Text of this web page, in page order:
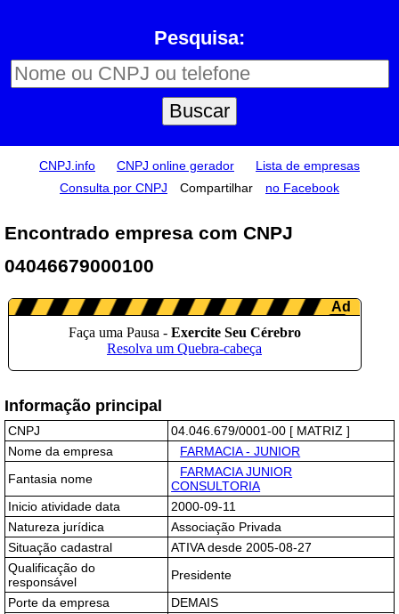
Pesquisa:
CNPJ.info CNPJ online gerador
Lista de empresas
Consulta por CNPJ
Compartilhar no Facebook
Encontrado empresa com CNPJ
04046679000100
Informação principal
CNPJ
04.046.679/0001-00 [ MATRIZ ]
Nome da empresa
FARMACIA - JUNIOR
Fantasia nome
FARMACIA JUNIOR
CONSULTORIA
Inicio atividade data
2000-09-11
Natureza jurídica
Associação Privada
Situação cadastral
ATIVA desde 2005-08-27
Qualificação do
responsável
Presidente
Porte da empresa
DEMAIS